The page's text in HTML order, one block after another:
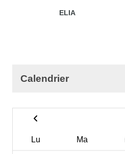
ELIA
Calendrier
Lu Ma